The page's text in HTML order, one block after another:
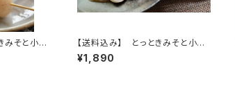
みそと小玉
そ）
【送料込み】 とっときみそと小玉
こんにゃくセット（ゆずみそ）
¥1,890